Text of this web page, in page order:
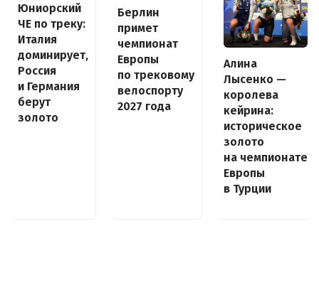
Юниорский
ЧЕ по треку:
Италия
доминирует,
Россия
и Германия
берут
золото
Берлин
примет
чемпионат
Европы
по трековому
велоспорту
2027 года
Алина
Лысенко —
королева
кейрина:
историческое
золото
на чемпионате
Европы
в Турции